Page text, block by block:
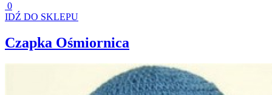
0
IDŹ DO SKLEPU
Czapka Ośmiornica